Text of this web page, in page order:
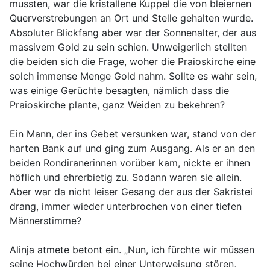
mussten, war die kristallene Kuppel die von bleiernen
Querverstrebungen an Ort und Stelle gehalten wurde.
Absoluter Blickfang aber war der Sonnenalter, der aus
massivem Gold zu sein schien. Unweigerlich stellten
die beiden sich die Frage, woher die Praioskirche eine
solch immense Menge Gold nahm. Sollte es wahr sein,
was einige Gerüchte besagten, nämlich dass die
Praioskirche plante, ganz Weiden zu bekehren?
Ein Mann, der ins Gebet versunken war, stand von der
harten Bank auf und ging zum Ausgang. Als er an den
beiden Rondiranerinnen vorüber kam, nickte er ihnen
höflich und ehrerbietig zu. Sodann waren sie allein.
Aber war da nicht leiser Gesang der aus der Sakristei
drang, immer wieder unterbrochen von einer tiefen
Männerstimme?
Alinja atmete betont ein. „Nun, ich fürchte wir müssen
seine Hochwürden bei einer Unterweisung stören,